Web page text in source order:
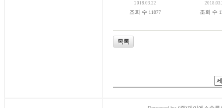
2018.03.22
조회 수 11877 조회 수
목록